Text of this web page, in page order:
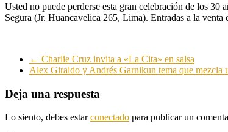
Usted no puede perderse esta gran celebración de los
Segura (Jr. Huancavelica 265, Lima). Entradas a la
← Charlie Cruz invita a «La Cita» en salsa
Alex Giraldo y Andrés Garnikun tema que mezcla
Deja una respuesta
Lo siento, debes estarconectado para publicar un